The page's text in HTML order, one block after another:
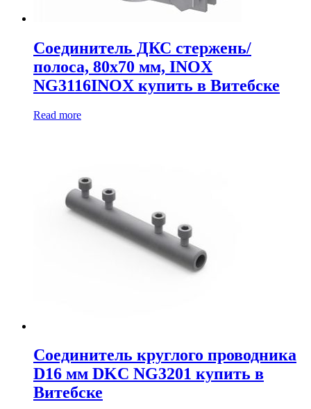
Соединитель ДКС стержень/
полоса, 80х70 мм, INOX
NG3116INOX купить в Витебске
Read more
Соединитель круглого проводника
D16 мм DKC NG3201 купить в
Витебске